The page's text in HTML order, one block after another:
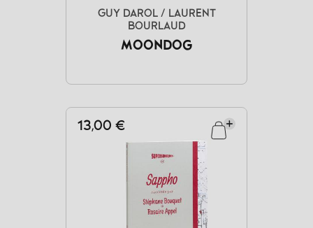
GUY DAROL / LAURENT
BOURLAUD
MOONDOG
13,00 €